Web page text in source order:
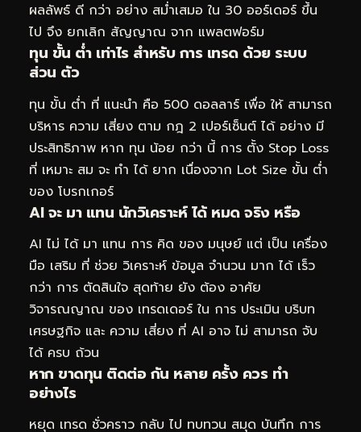
ผลลัพธ์ ดี กว่า อย่าง สม่ำเสมอ ใน 30 ออร์เดอร์ ขึ้น
ไป จึง ยกเลิก สัญญาณ จาก แพลตฟอร์ม
ทุน ขั้น ต่ำ เท่าไร สำหรับ การ เทรด ด้วย ระบบ
ส่วน ตัว
ทุน ขั้น ต่ำ ที่ แนะนำ คือ 500 ดอลลาร์ เพื่อ ให้ สามารถ
บริหาร ความ เสี่ยง ตาม กฎ 2 เปอร์เซ็นต์ ได้ อย่าง มี
ประสิทธิภาพ หาก ทุน น้อย กว่า นี้ การ ตั้ง Stop Loss
ที่ เหมาะ สม จะ ทำ ได้ ยาก เนื่องจาก Lot Size ขั้น ต่ำ
ของ โบรกเกอร์
AI จะ มา แทน นักวิเคราะห์ ได้ หมด จริง หรือ
AI ไม่ ได้ มา แทน การ คิด ของ มนุษย์ แต่ เป็น เครื่อง
มือ เสริม ที่ ช่วย วิเคราะห์ ข้อมูล จำนวน มาก ได้ เร็ว
กว่า การ ตัดสินใจ สุดท้าย ยัง ต้อง อาศัย
วิจารณญาณ ของ เทรดเดอร์ ใน การ ประเมิน บริบท
เศรษฐกิจ และ ความ เสี่ยง ที่ AI อาจ ไม่ สามารถ จับ
ได้ ครบ ถ้วน
หาก ขาดทุน ติดต่อ กัน หลาย ครั้ง ควร ทำ
อย่างไร
หยุด เทรด ชั่วคราว กลับ ไป ทบทวน สมุด บันทึก การ